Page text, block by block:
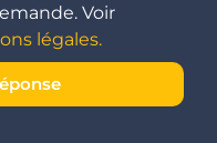
Voir
légales.